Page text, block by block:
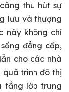
thu hút sự
lưu và thượng
này không chỉ
đẳng cấp,
cho các nhà
quá trình đô thị
tầng lớp trung